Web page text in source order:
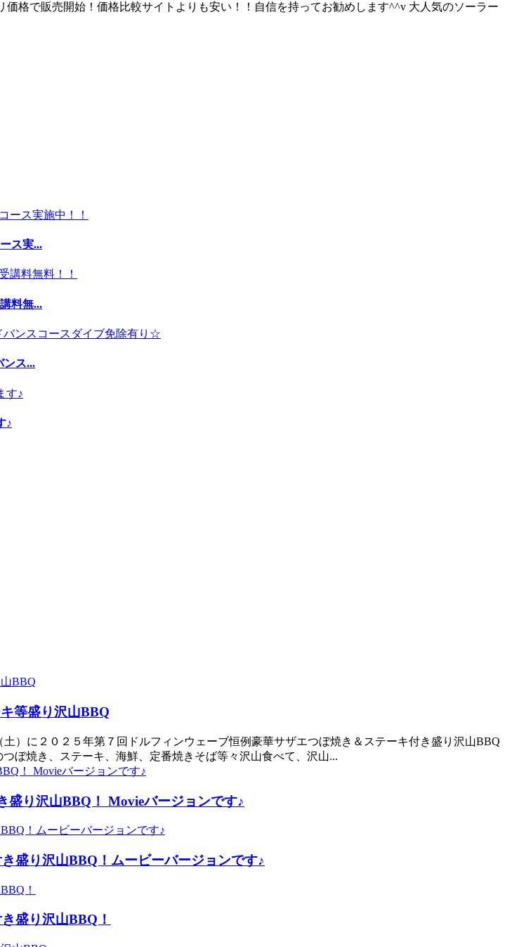
価格で販売開始！価格比較サイトよりも安い！！自信を持ってお勧めします^^v 大人気のソーラー
ス実...
料無...
ンス...
♪
等盛り沢山BBQ
）に２０２５年第７回ドルフィンウェーブ恒例豪華サザエつぼ焼き＆ステーキ付き盛り沢山BBQ
ぼ焼き、ステーキ、海鮮、定番焼きそば等々沢山食べて、沢山...
盛り沢山BBQ！ Movieバージョンです♪
盛り沢山BBQ！ムービーバージョンです♪
盛り沢山BBQ！